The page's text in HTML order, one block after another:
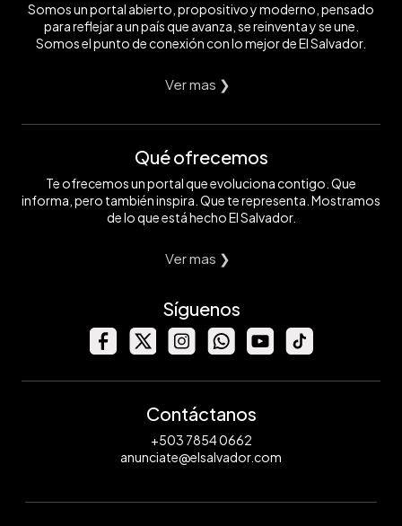
Somos un portal abierto, propositivo y moderno, pensado
para reflejar a un país que avanza, se reinventa y se une.
Somos el punto de conexión con lo mejor de El Salvador.
Ver mas ❯
Qué ofrecemos
Te ofrecemos un portal que evoluciona contigo. Que
informa, pero también inspira. Que te representa. Mostramos
de lo que está hecho El Salvador.
Ver mas ❯
Síguenos
Contáctanos
+503 7854 0662
anunciate@elsalvador.com